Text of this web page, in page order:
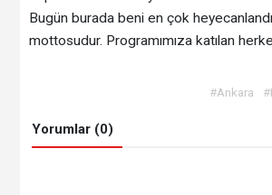
Bugün burada beni en çok
mottosudur. Programımıza katılan
#Ankara
Yorumlar (0)